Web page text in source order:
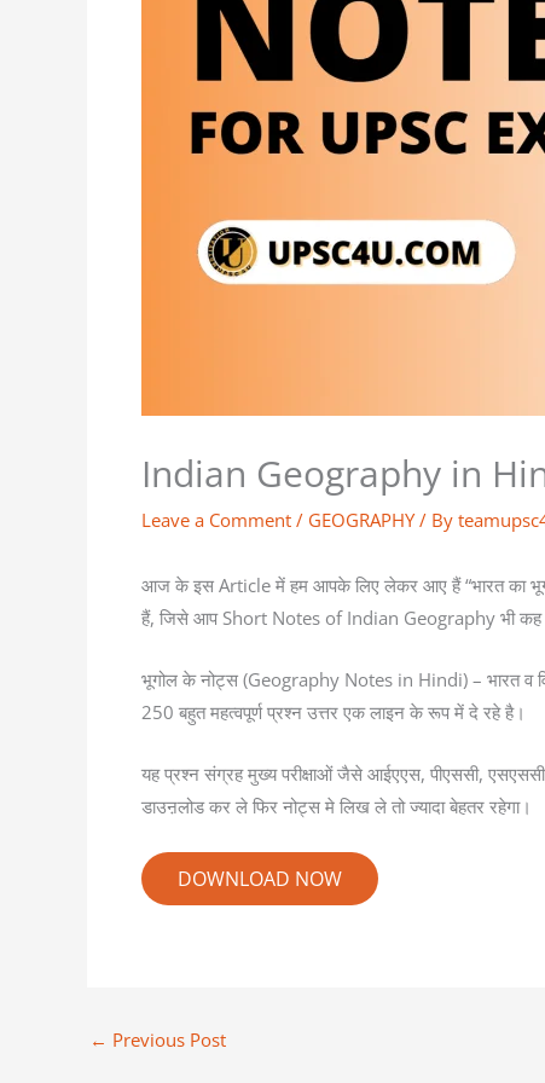
Indian Geography in
Leave a Comment / GEOGRAPHY/ By
आज के इस Article में हम आपके लिए लेकर आए हैं “भारत का
हैं, जिसे आप Short Notes of Indian Geography भी
भूगोल के नोट्स (Geography Notes in Hindi) – भारत व
250 बहुत महत्वपूर्ण प्रश्न उत्तर एक लाइन के रूप में दे रहे है।
यह प्रश्न संग्रह मुख्य परीक्षाओं जैसे आईएएस, पीएससी,
डाउऩलोड कर ले फिर नोट्स मे लिख ले तो ज्यादा बेहतर रहेगा।
DOWNLOAD NOW
← Previous Post